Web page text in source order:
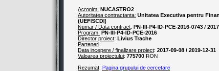
Acronim: NUCASTRO2
Autoritatea contractanta: Unitatea Executiva pentru
(UEFISCDI)
Numar / Data contract: PN-III-P4-ID-PCE-2016-0743 /
Program: PN-III-P4-ID-PCE-2016
Director proiect: Livius Trache
Parteneri:
Data incepere / finalizare proiect: 2017-09-08 / 2019-12-31
Valoarea proiectului: 775700 RON
Rezumat: Pagina grupului de cercetare